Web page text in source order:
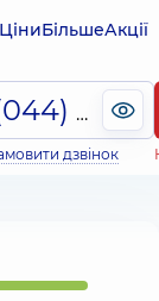
ЦіниБільшеАкції
(044) 495-2-888
дзвінок